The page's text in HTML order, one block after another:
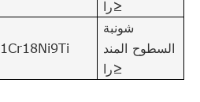
را≥
1Cr18Ni9Ti
شونبة
السطوح المند
را≥